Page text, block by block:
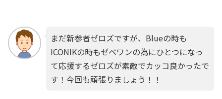
まだ新参者ゼロズですが、Blueの時も
ICONIKの時もゼベワンの為にひとつになっ
て応援するゼロズが素敵でカッコ良かったで
す！今回も頑張りましょう！！